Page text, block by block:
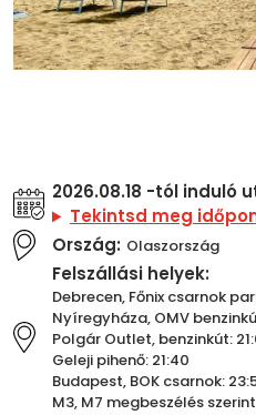
2026.08.18 -tól induló
Tekintsd meg
Ország: Olaszország
Felszállási helyek:
Debrecen, Főnix csarnok
Nyíregyháza, OMV
Polgár Outlet, benzinkút:
Geleji pihenő: 21:40
Budapest, BOK csarnok:
M3, M7 megbeszélés szerint